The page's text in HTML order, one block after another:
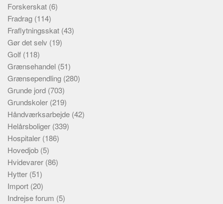
Forskerskat (6)
Fradrag (114)
Fraflytningsskat (43)
Gør det selv (19)
Golf (118)
Grænsehandel (51)
Grænsependling (280)
Grunde jord (703)
Grundskoler (219)
Håndværksarbejde (42)
Helårsboliger (339)
Hospitaler (186)
Hovedjob (5)
Hvidevarer (86)
Hytter (51)
Import (20)
Indrejse forum (5)